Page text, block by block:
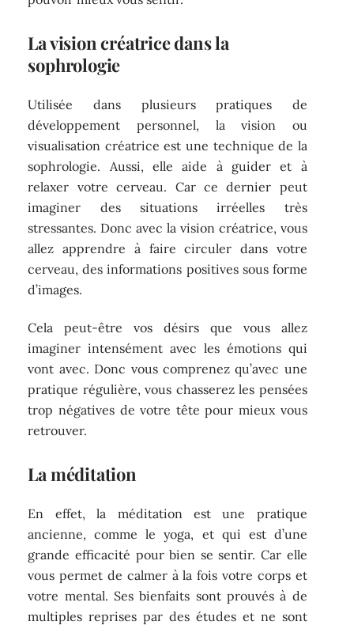
La vision créatrice dans la
sophrologie
Utilisée dans plusieurs pratiques de
développement personnel, la vision ou
visualisation créatrice est une technique de la
sophrologie. Aussi, elle aide à guider et à
relaxer votre cerveau. Car ce dernier peut
imaginer des situations irréelles très
stressantes. Donc avec la vision créatrice, vous
allez apprendre à faire circuler dans votre
cerveau, des informations positives sous forme
d’images.
Cela peut-être vos désirs que vous allez
imaginer intensément avec les émotions qui
vont avec. Donc vous comprenez qu’avec une
pratique régulière, vous chasserez les pensées
trop négatives de votre tête pour mieux vous
retrouver.
La méditation
En effet, la méditation est une pratique
ancienne, comme le yoga, et qui est d’une
grande efficacité pour bien se sentir. Car elle
vous permet de calmer à la fois votre corps et
votre mental. Ses bienfaits sont prouvés à de
multiples reprises par des études et ne sont